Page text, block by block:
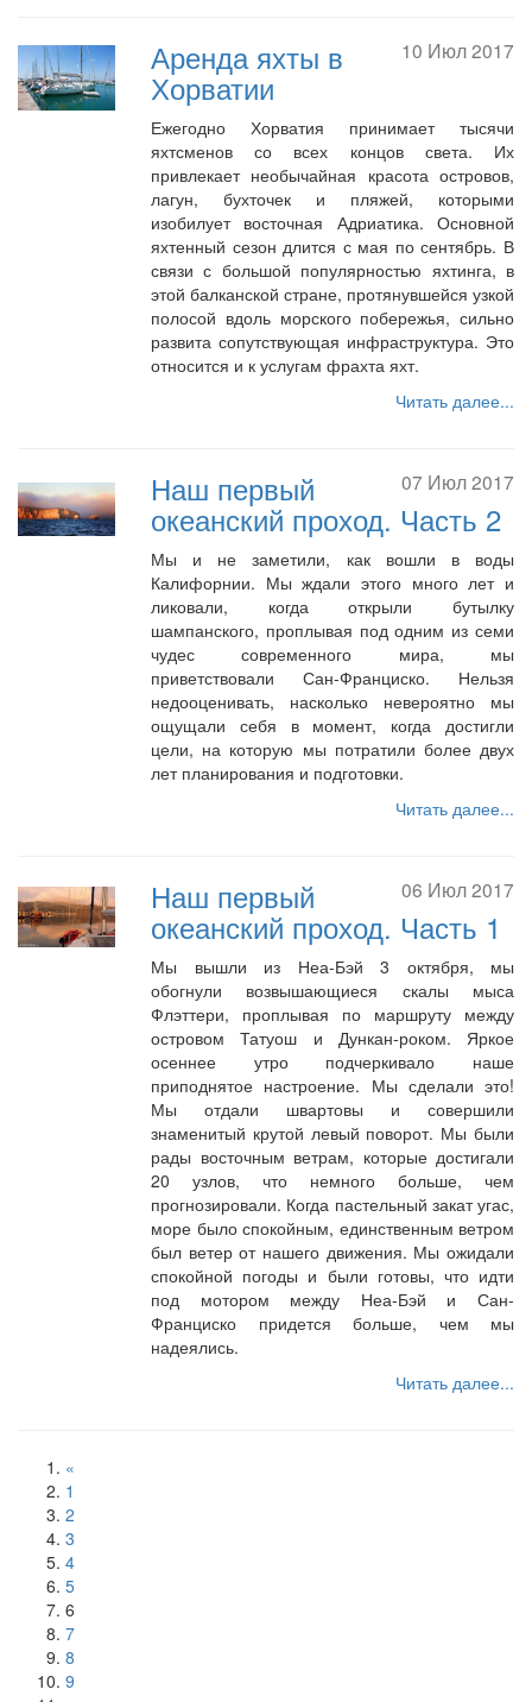
10 Июл 2017
Аренда яхты в
Хорватии
Ежегодно Хорватия принимает тысячи
яхтсменов со всех концов света. Их
привлекает необычайная красота островов,
лагун, бухточек и пляжей, которыми
изобилует восточная Адриатика. Основной
яхтенный сезон длится с мая по сентябрь. В
связи с большой популярностью яхтинга, в
этой балканской стране, протянувшейся узкой
полосой вдоль морского побережья, сильно
развита сопутствующая инфраструктура. Это
относится и к услугам фрахта яхт.
Читать далее...
07 Июл 2017
Наш первый
океанский проход. Часть 2
Мы и не заметили, как вошли в воды
Калифорнии. Мы ждали этого много лет и
ликовали, когда открыли бутылку
шампанского, проплывая под одним из семи
чудес современного мира, мы
приветствовали Сан-Франциско. Нельзя
недооценивать, насколько невероятно мы
ощущали себя в момент, когда достигли
цели, на которую мы потратили более двух
лет планирования и подготовки.
Читать далее...
06 Июл 2017
Наш первый
океанский проход. Часть 1
Мы вышли из Неа-Бэй 3 октября, мы
обогнули возвышающиеся скалы мыса
Флэттери, проплывая по маршруту между
островом Татуош и Дункан-роком. Яркое
осеннее утро подчеркивало наше
приподнятое настроение. Мы сделали это!
Мы отдали швартовы и совершили
знаменитый крутой левый поворот. Мы были
рады восточным ветрам, которые достигали
20 узлов, что немного больше, чем
прогнозировали. Когда пастельный закат угас,
море было спокойным, единственным ветром
был ветер от нашего движения. Мы ожидали
спокойной погоды и были готовы, что идти
под мотором между Неа-Бэй и Сан-
Франциско придется больше, чем мы
надеялись.
Читать далее...
«
1
2
3
4
5
6
7
8
9